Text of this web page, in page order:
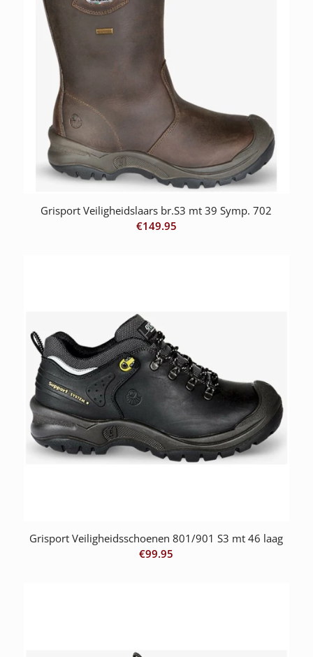
Grisport Veiligheidslaars br.S3 mt 39 Symp. 702
€149.95
Grisport Veiligheidsschoenen 801/901 S3 mt 46 laag
€99.95